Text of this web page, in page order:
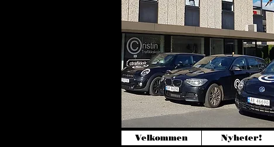
Velkommen Nyheter!